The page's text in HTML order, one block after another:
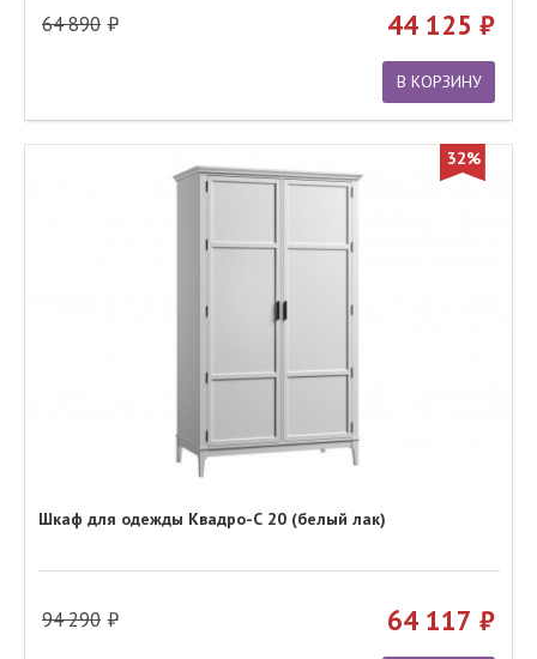
64 890 44 125
В КОРЗИНУ
32%
Шкаф для одежды Квадро-С 20 (белый лак)
94 290 64 117